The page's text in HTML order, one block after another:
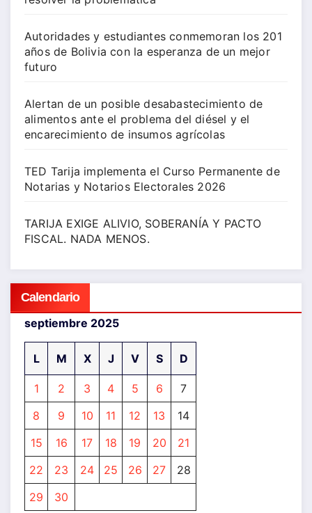
Autoridades y estudiantes conmemoran los 201
años de Bolivia con la esperanza de un mejor
futuro
Alertan de un posible desabastecimiento de
alimentos ante el problema del diésel y el
encarecimiento de insumos agrícolas
TED Tarija implementa el Curso Permanente de
Notarias y Notarios Electorales 2026
TARIJA EXIGE ALIVIO, SOBERANÍA Y PACTO
FISCAL. NADA MENOS.
Calendario
septiembre 2025
L M X J V S D
1 2 3 4 5 6
7
8
9 10 11 12 13
14
15
16 17 18 19 20
21
22
23 24 25 26 27
28
29
30